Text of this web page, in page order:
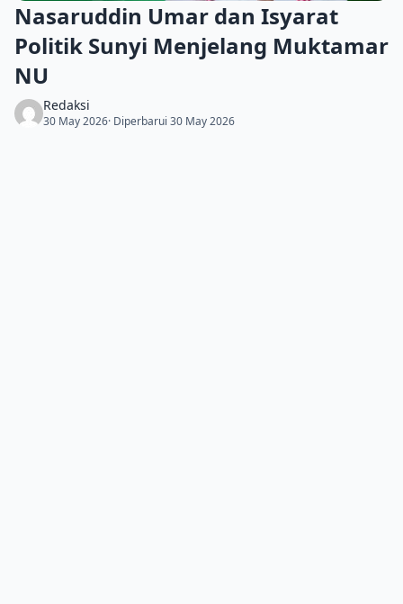
Nasaruddin Umar dan Isyarat
Politik Sunyi Menjelang Muktamar
NU
Redaksi
30 May 2026· Diperbarui 30 May 2026